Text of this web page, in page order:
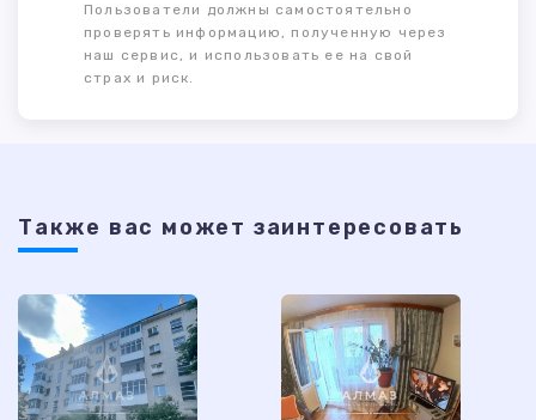
Пользователи должны самостоятельно
проверять информацию, полученную через
наш сервис, и использовать ее на свой
страх и риск.
Также ваc может заинтересовать